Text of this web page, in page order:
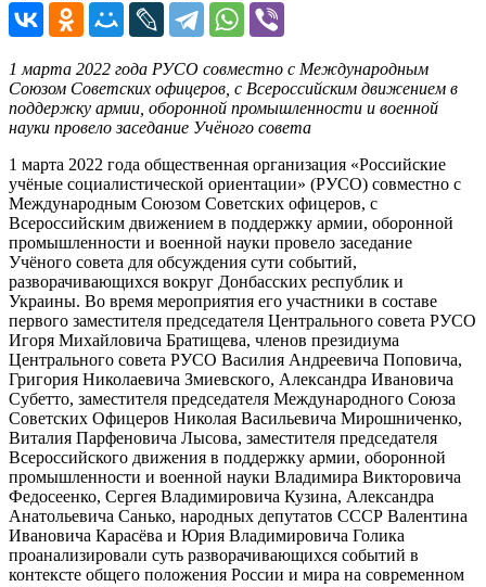
1 марта 2022 года РУСО совместно с Международным
Союзом Советских офицеров, с Всероссийским движением в
поддержку армии, оборонной промышленности и военной
науки провело заседание Учёного совета
1 марта 2022 года общественная организация «Российские
учёные социалистической ориентации» (РУСО) совместно с
Международным Союзом Советских офицеров, с
Всероссийским движением в поддержку армии, оборонной
промышленности и военной науки провело заседание
Учёного совета для обсуждения сути событий,
разворачивающихся вокруг Донбасских республик и
Украины. Во время мероприятия его участники в составе
первого заместителя председателя Центрального совета РУСО
Игоря Михайловича Братищева, членов президиума
Центрального совета РУСО Василия Андреевича Поповича,
Григория Николаевича Змиевского, Александра Ивановича
Субетто, заместителя председателя Международного Союза
Советских Офицеров Николая Васильевича Мирошниченко,
Виталия Парфеновича Лысова, заместителя председателя
Всероссийского движения в поддержку армии, оборонной
промышленности и военной науки Владимира Викторовича
Федосеенко, Сергея Владимировича Кузина, Александра
Анатольевича Санько, народных депутатов СССР Валентина
Ивановича Карасёва и Юрия Владимировича Голика
проанализировали суть разворачивающихся событий в
контексте общего положения России и мира на современном